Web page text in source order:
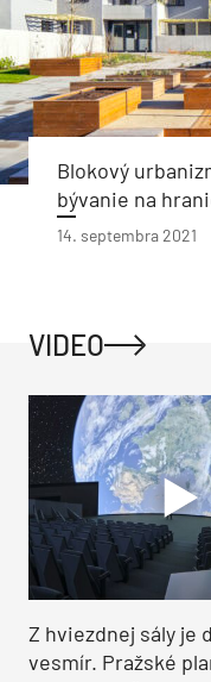
Blokový
bývanie na
14. septembra 2021
VIDEO
Z hviezdnej sály je
vesmír. Pražské